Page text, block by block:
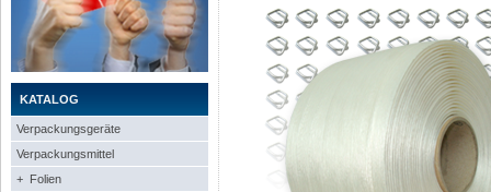
KATALOG
Verpackungsgeräte
Verpackungsmittel
+ Folien